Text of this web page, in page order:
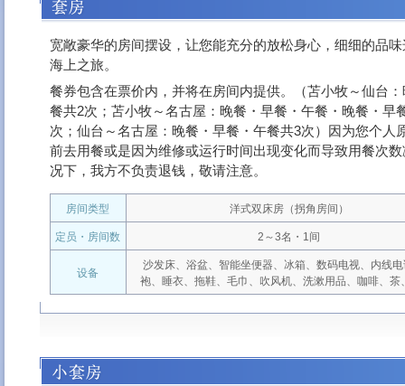
宽敞豪华的房间摆设，让您能充分的放松身心，细细的品
海上之旅。
餐券包含在票价内，并将在房间内提供。（苫小牧～仙台
餐共2次；苫小牧～名古屋：晚餐・早餐・午餐・晚餐・早
次；仙台～名古屋：晚餐・早餐・午餐共3次）因为您个人
前去用餐或是因为维修或运行时间出现变化而导致用餐次
况下，我方不负责退钱，敬请注意。
房间类型 洋式双床房（拐角房间）
定员・房间数 2～3名・1间
设备
沙发床、浴盆、智能坐便器、冰箱、数码电视、内线
袍、睡衣、拖鞋、毛巾、吹风机、洗漱用品、咖啡、茶